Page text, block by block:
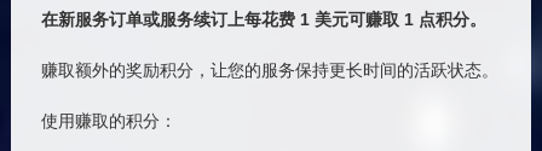
在新服务订单或服务续订上每花费 1 美元可赚取 1 点积分。
赚取额外的奖励积分，让您的服务保持更长时间的活跃状态。
使用赚取的积分：